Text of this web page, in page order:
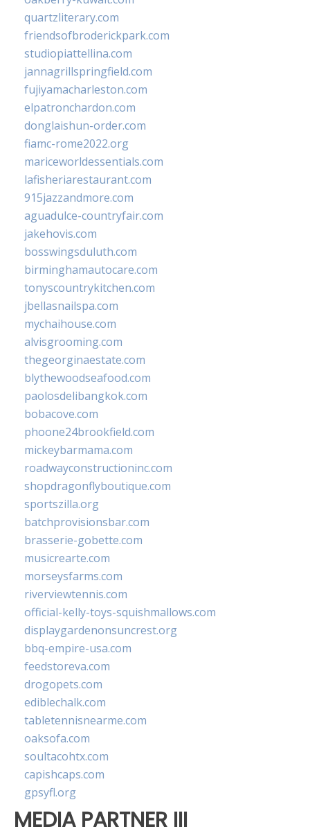
quartzliterary.com
friendsofbroderickpark.com
studiopiattellina.com
jannagrillspringfield.com
fujiyamacharleston.com
elpatronchardon.com
donglaishun-order.com
fiamc-rome2022.org
mariceworldessentials.com
lafisheriarestaurant.com
915jazzandmore.com
aguadulce-countryfair.com
jakehovis.com
bosswingsduluth.com
birminghamautocare.com
tonyscountrykitchen.com
jbellasnailspa.com
mychaihouse.com
alvisgrooming.com
thegeorginaestate.com
blythewoodseafood.com
paolosdelibangkok.com
bobacove.com
phoone24brookfield.com
mickeybarmama.com
roadwayconstructioninc.com
shopdragonflyboutique.com
sportszilla.org
batchprovisionsbar.com
brasserie-gobette.com
musicrearte.com
morseysfarms.com
riverviewtennis.com
official-kelly-toys-squishmallows.com
displaygardenonsuncrest.org
bbq-empire-usa.com
feedstoreva.com
drogopets.com
ediblechalk.com
tabletennisnearme.com
oaksofa.com
soultacohtx.com
capishcaps.com
gpsyfl.org
MEDIA PARTNER III